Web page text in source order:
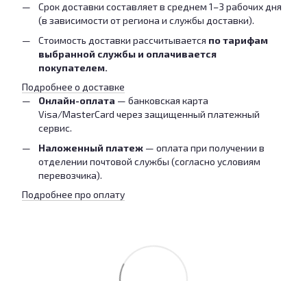
Срок доставки составляет в среднем 1–3 рабочих дня
(в зависимости от региона и службы доставки).
Стоимость доставки рассчитывается по тарифам
выбранной службы и оплачивается
покупателем.
Подробнее о доставке
Онлайн-оплата — банковская карта
Visa/MasterCard через защищенный платежный
сервис.
Наложенный платеж — оплата при получении в
отделении почтовой службы (согласно условиям
перевозчика).
Подробнее про оплату